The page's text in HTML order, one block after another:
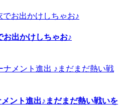
出かけしちゃお♪
ント進出♪まだまだ熱い戦いを